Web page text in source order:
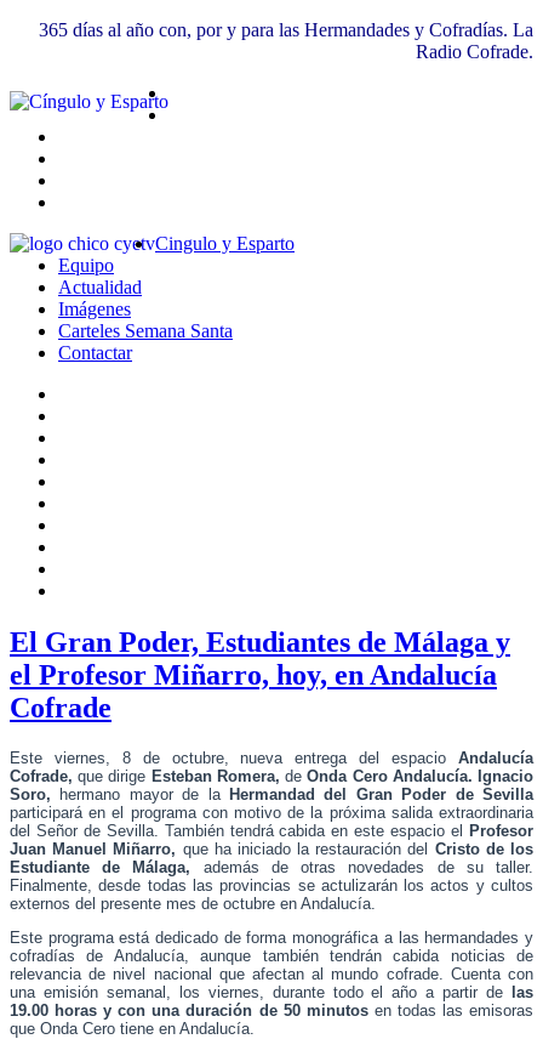
365 días al año con, por y para las Hermandades y Cofradías. La
Radio Cofrade.
Cingulo y Esparto
Equipo
Actualidad
Imágenes
Carteles Semana Santa
Contactar
El Gran Poder, Estudiantes de Málaga y
el Profesor Miñarro, hoy, en Andalucía
Cofrade
Este viernes, 8 de octubre, nueva entrega del espacio Andalucía
Cofrade, que dirige Esteban Romera,deOnda Cero Andalucía. Ignacio
Soro, hermano mayor de la Hermandad del Gran Poder de Sevilla
participará en el programa con motivo de la próxima salida extraordinaria
del Señor de Sevilla. También tendrá cabida en este espacio el
Profesor
Juan Manuel Miñarro, que ha iniciado la restauración del Cristo de los
Estudiante de Málaga, además de otras novedades de su taller.
Finalmente, desde todas las provincias se actulizarán los actos y cultos
externos del presente mes de octubre en Andalucía.
Este programa está dedicado de forma monográfica a las hermandades y
cofradías de Andalucía, aunque también tendrán cabida noticias de
relevancia de nivel nacional que afectan al mundo cofrade. Cuenta con
una emisión semanal, los viernes, durante todo el año a partir de
las
19.00 horas y con una duración de 50 minutosen todas las emisoras
que Onda Cero tiene en Andalucía.